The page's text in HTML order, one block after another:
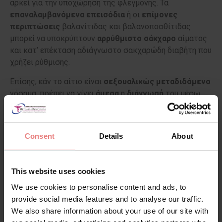
Consent Details About
This website uses cookies
We use cookies to personalise content and ads, to
provide social media features and to analyse our traffic.
We also share information about your use of our site with
αρκεί για την υποχώρηση της φλεγμονής. Τα
επαναλαμβανόμενα επεισόδια ή οι επίμονες
περιπτώσεις βαλανίτιδας και βαλανοποσθίτιδας
μπορεί να υποκρύπτουν αρρύθμιστο σάκχαρο αίματος
και κατ’ επέκταση αδιάγνωστο σακχαρώδη διαβήτη που
χρήζει ρύθμισης.
Επίσης, εάν το αίτιο είναι σεξουαλικώς μεταδιδόμενο
νόσημα, πρέπει να γίνειάμεσαηδιάγνωσήτου μέσω
ορολογικού ελέγχου χορηγώντας την κατάλληληαγωγή
τόσο στον
σύντροφότου,
συμπτωματολογία.
Φροντίδα και πρόληψη
της βαλανοποσθίτιδας και
της βαλανίτιδας